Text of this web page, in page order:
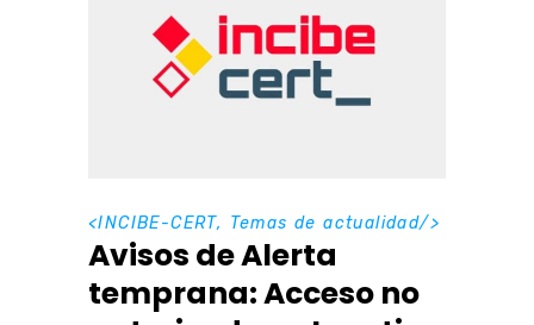
<INCIBE-CERT, Temas de actualidad/>
Avisos de Alerta
temprana: Acceso no